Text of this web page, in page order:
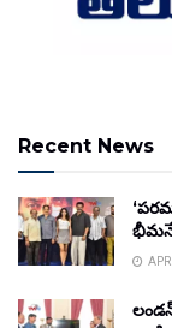
Recent News